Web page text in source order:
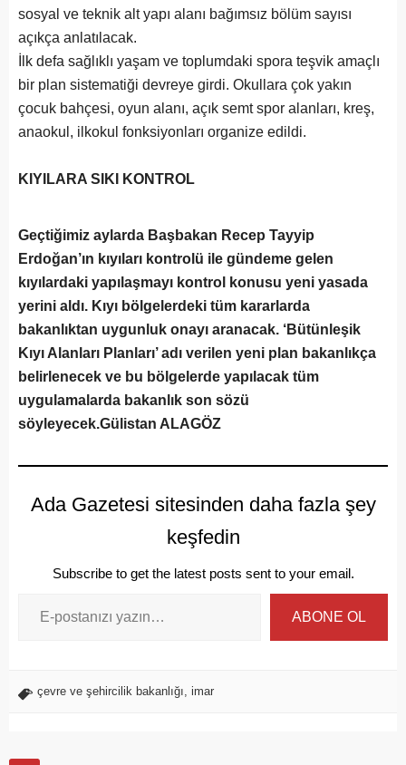
sosyal ve teknik alt yapı alanı bağımsız bölüm sayısı
açıkça anlatılacak.
İlk defa sağlıklı yaşam ve toplumdaki spora teşvik amaçlı
bir plan sistematiği devreye girdi. Okullara çok yakın
çocuk bahçesi, oyun alanı, açık semt spor alanları, kreş,
anaokul, ilkokul fonksiyonları organize edildi.
KIYILARA SIKI KONTROL
Geçtiğimiz aylarda Başbakan Recep Tayyip
Erdoğan’ın kıyıları kontrolü ile gündeme gelen
kıyılardaki yapılaşmayı kontrol konusu yeni yasada
yerini aldı. Kıyı bölgelerdeki tüm kararlarda
bakanlıktan uygunluk onayı aranacak. ‘Bütünleşik
Kıyı Alanları Planları’ adı verilen yeni plan bakanlıkça
belirlenecek ve bu bölgelerde yapılacak tüm
uygulamalarda bakanlık son sözü
söyleyecek.Gülistan ALAGÖZ
Ada Gazetesi sitesinden daha fazla şey
keşfedin
Subscribe to get the latest posts sent to your email.
ABONE OL
çevre ve şehircilik bakanlığı, imar